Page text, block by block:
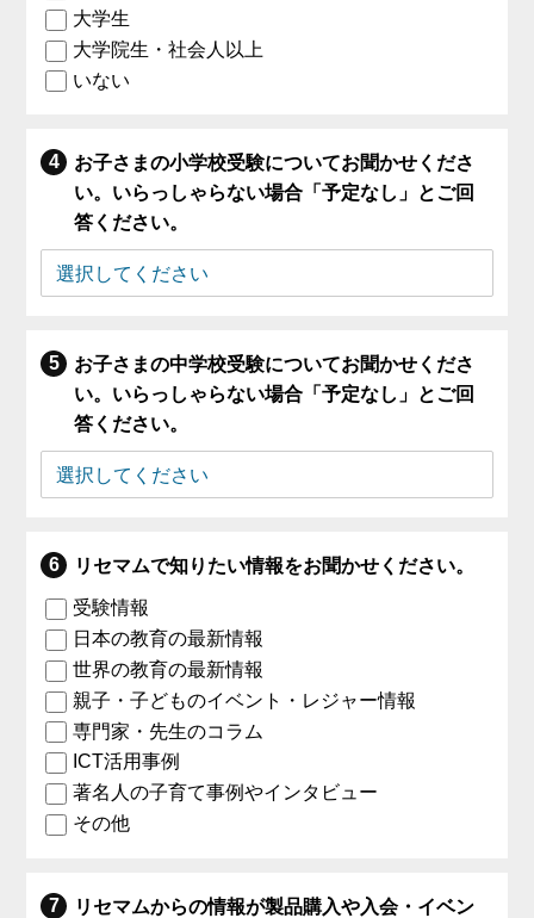
大学生
大学院生・社会人以上
いない
お子さまの小学校受験についてお聞かせくださ
い。いらっしゃらない場合「予定なし」とご回
答ください。
お子さまの中学校受験についてお聞かせくださ
い。いらっしゃらない場合「予定なし」とご回
答ください。
リセマムで知りたい情報をお聞かせください。
受験情報
日本の教育の最新情報
世界の教育の最新情報
親子・子どものイベント・レジャー情報
専門家・先生のコラム
ICT活用事例
著名人の子育て事例やインタビュー
その他
リセマムからの情報が製品購入や入会・イベン